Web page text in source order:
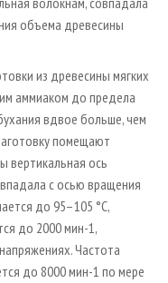
объема древесины
из древесины мягких
аммиаком до предела
вдвое больше, чем
помещают
вертикальная ось
с осью вращения
до 95–105 °С,
до 2000 мин-1,
Частота
до 8000 мин-1 по мере